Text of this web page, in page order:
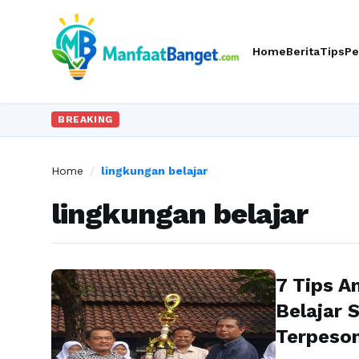
HomeBeritaTips
BREAKING
Home / lingkungan belajar
lingkungan belajar
7 Tips
Belajar